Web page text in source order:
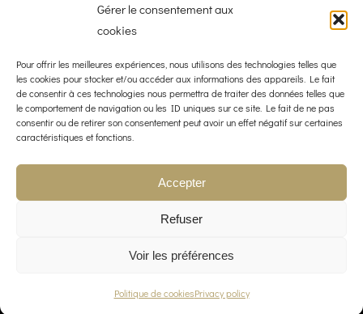
Gérer le consentement aux
cookies
Pour offrir les meilleures expériences, nous utilisons des technologies telles que
les cookies pour stocker et/ou accéder aux informations des appareils. Le fait
de consentir à ces technologies nous permettra de traiter des données telles que
le comportement de navigation ou les ID uniques sur ce site. Le fait de ne pas
consentir ou de retirer son consentement peut avoir un effet négatif sur certaines
caractéristiques et fonctions.
Accepter
Refuser
Voir les préférences
Politique de cookiesPrivacy policy
Save my name, email, and website in this browser for the next time I
PRIVACY POLICY CONTACT